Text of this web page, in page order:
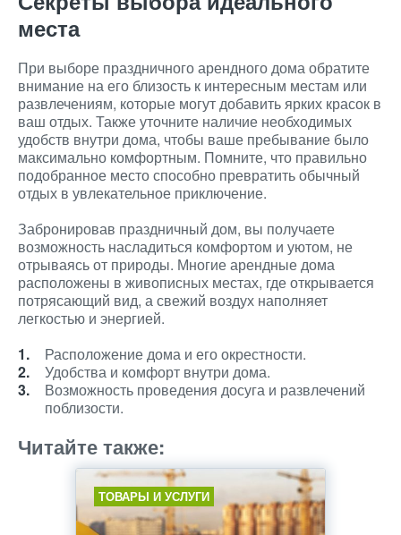
места
При выборе праздничного арендного дома обратите
внимание на его близость к интересным местам или
развлечениям, которые могут добавить ярких красок в
ваш отдых. Также уточните наличие необходимых
удобств внутри дома, чтобы ваше пребывание было
максимально комфортным. Помните, что правильно
подобранное место способно превратить обычный
отдых в увлекательное приключение.
Забронировав праздничный дом, вы получаете
возможность насладиться комфортом и уютом, не
отрываясь от природы. Многие арендные дома
расположены в живописных местах, где открывается
потрясающий вид, а свежий воздух наполняет
легкостью и энергией.
Расположение дома и его окрестности.
Удобства и комфорт внутри дома.
Возможность проведения досуга и развлечений
поблизости.
Читайте также:
ТОВАРЫ И УСЛУГИ